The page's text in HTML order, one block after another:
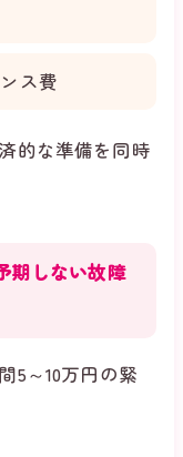
ス費
的な準備を同時
期しない故障
5～10万円の緊